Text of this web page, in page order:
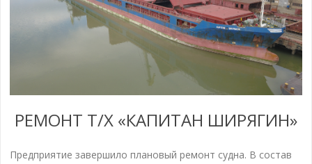
РЕМОНТ Т/Х «КАПИТАН ШИРЯГИН»
Предприятие завершило плановый ремонт судна. В состав